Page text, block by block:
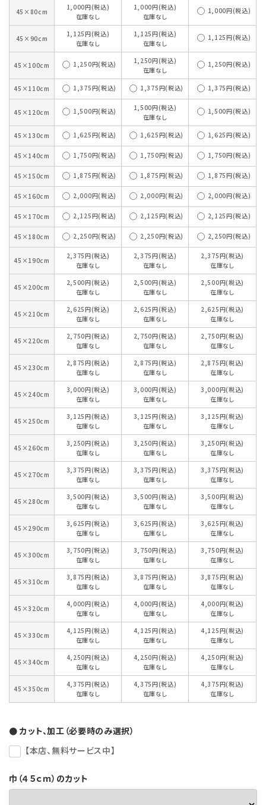
45×80cm
1,000円(税込)
在庫なし
1,000円(税込)
在庫なし
1,000円(税込)
45×90cm
1,125円(税込)
在庫なし
1,125円(税込)
在庫なし
1,125円(税込)
45×100cm 1,250円(税込)
1,250円(税込)
在庫なし
1,250円(税込)
45×110cm 1,375円(税込) 1,375円(税込) 1,375円(税込)
45×120cm 1,500円(税込)
1,500円(税込)
在庫なし
1,500円(税込)
45×130cm 1,625円(税込) 1,625円(税込) 1,625円(税込)
45×140cm 1,750円(税込) 1,750円(税込) 1,750円(税込)
45×150cm 1,875円(税込) 1,875円(税込) 1,875円(税込)
45×160cm 2,000円(税込) 2,000円(税込) 2,000円(税込)
45×170cm 2,125円(税込) 2,125円(税込) 2,125円(税込)
45×180cm 2,250円(税込) 2,250円(税込) 2,250円(税込)
45×190cm
2,375円(税込)
在庫なし
2,375円(税込)
在庫なし
2,375円(税込)
在庫なし
45×200cm
2,500円(税込)
在庫なし
2,500円(税込)
在庫なし
2,500円(税込)
在庫なし
45×210cm
2,625円(税込)
在庫なし
2,625円(税込)
在庫なし
2,625円(税込)
在庫なし
45×220cm
2,750円(税込)
在庫なし
2,750円(税込)
在庫なし
2,750円(税込)
在庫なし
45×230cm
2,875円(税込)
在庫なし
2,875円(税込)
在庫なし
2,875円(税込)
在庫なし
45×240cm
3,000円(税込)
在庫なし
3,000円(税込)
在庫なし
3,000円(税込)
在庫なし
45×250cm
3,125円(税込)
在庫なし
3,125円(税込)
在庫なし
3,125円(税込)
在庫なし
45×260cm
3,250円(税込)
在庫なし
3,250円(税込)
在庫なし
3,250円(税込)
在庫なし
45×270cm
3,375円(税込)
在庫なし
3,375円(税込)
在庫なし
3,375円(税込)
在庫なし
45×280cm
3,500円(税込)
在庫なし
3,500円(税込)
在庫なし
3,500円(税込)
在庫なし
45×290cm
3,625円(税込)
在庫なし
3,625円(税込)
在庫なし
3,625円(税込)
在庫なし
45×300cm
3,750円(税込)
在庫なし
3,750円(税込)
在庫なし
3,750円(税込)
在庫なし
45×310cm
3,875円(税込)
在庫なし
3,875円(税込)
在庫なし
3,875円(税込)
在庫なし
45×320cm
4,000円(税込)
在庫なし
4,000円(税込)
在庫なし
4,000円(税込)
在庫なし
45×330cm
4,125円(税込)
在庫なし
4,125円(税込)
在庫なし
4,125円(税込)
在庫なし
45×340cm
4,250円(税込)
在庫なし
4,250円(税込)
在庫なし
4,250円(税込)
在庫なし
45×350cm
4,375円(税込)
在庫なし
4,375円(税込)
在庫なし
4,375円(税込)
在庫なし
● カット、加工（必要時のみ選択）
【本店、無料サービス中】
巾（４５ｃｍ）のカット